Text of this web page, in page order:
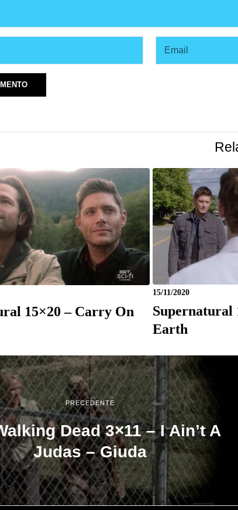
15×20 – Carry On
15/11/2020
Supernatural
Earth
PRECEDENTE
Dead 3×11 – I Ain’t A
Judas – Giuda